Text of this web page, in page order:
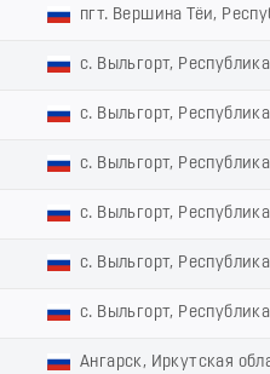
пгт. Вершина Тёи,
с. Выльгорт,
с. Выльгорт,
с. Выльгорт,
с. Выльгорт,
с. Выльгорт,
с. Выльгорт,
Ангарск, Иркутская